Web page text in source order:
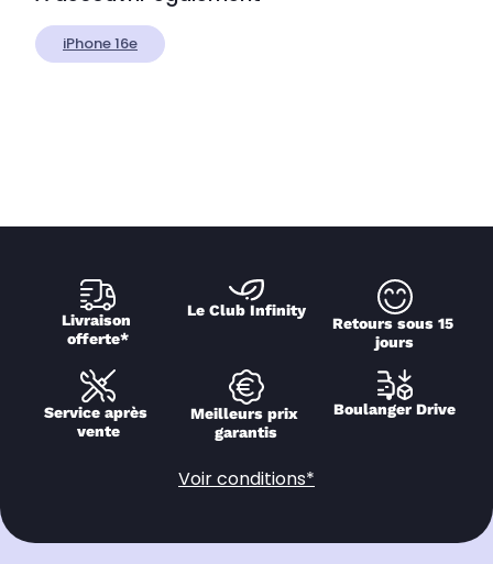
iPhone 16e
Livraison
offerte*
Le Club Infinity
Retours sous 15
jours
Service après
vente
Meilleurs prix
garantis
Boulanger Drive
Voir conditions*